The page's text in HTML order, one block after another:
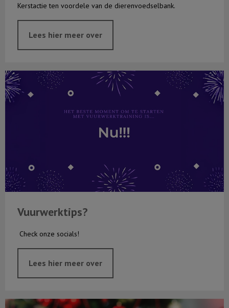
Kerstactie ten voordele van de dierenvoedselbank.
Lees hier meer over
Vuurwerktips?
Vuurwerktips?
Check onze socials!
Lees hier meer over
Kerstwedstrijd